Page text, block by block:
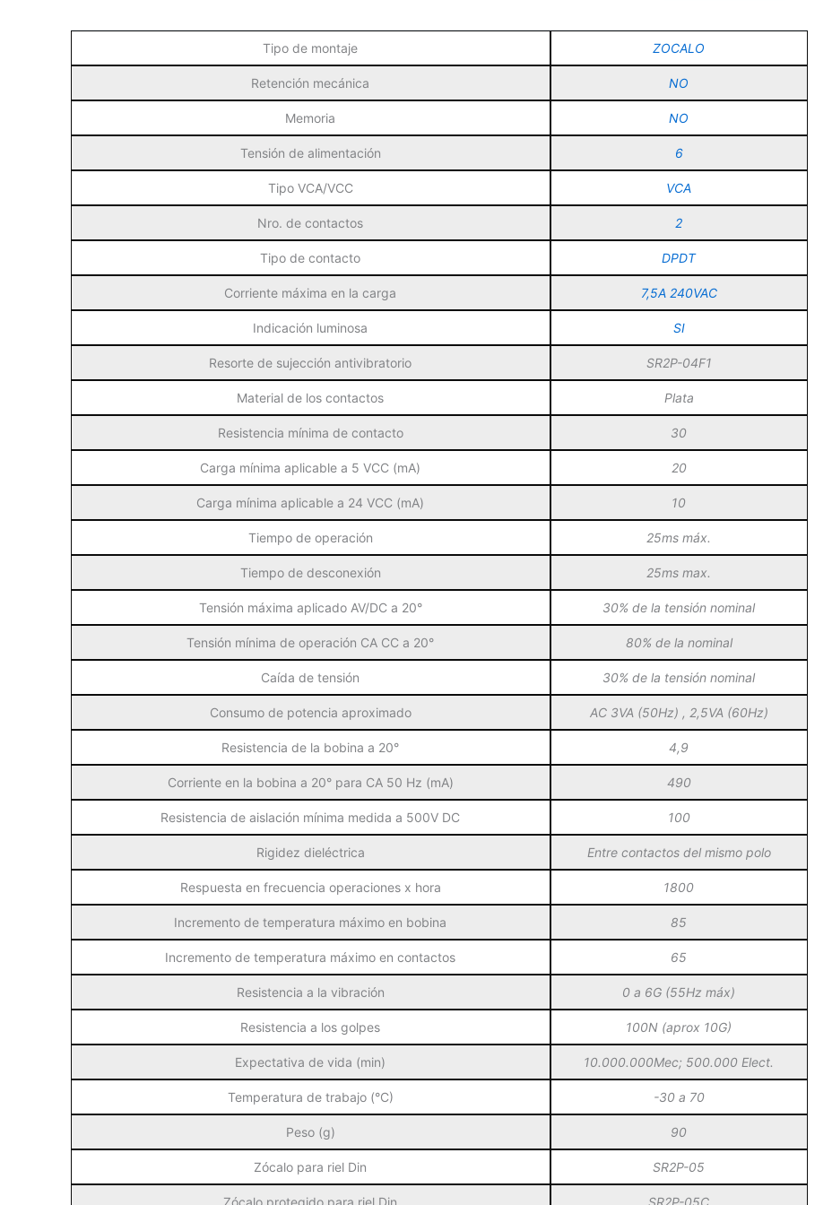
Tipo de montaje ZOCALO
Retención mecánica NO
Memoria NO
Tensión de alimentación 6
Tipo VCA/VCC VCA
Nro. de contactos 2
Tipo de contacto DPDT
Corriente máxima en la carga 7,5A 240VAC
Indicación luminosa SI
Resorte de sujección antivibratorio SR2P-04F1
Material de los contactos Plata
Resistencia mínima de contacto 30
Carga mínima aplicable a 5 VCC (mA) 20
Carga mínima aplicable a 24 VCC (mA) 10
Tiempo de operación 25ms máx.
Tiempo de desconexión 25ms max.
Tensión máxima aplicado AV/DC a 20° 30% de la tensión nominal
Tensión mínima de operación CA CC a 20° 80% de la nominal
Caída de tensión 30% de la tensión nominal
Consumo de potencia aproximado AC 3VA (50Hz) , 2,5VA (60Hz)
Resistencia de la bobina a 20° 4,9
Corriente en la bobina a 20° para CA 50 Hz (mA) 490
Resistencia de aislación mínima medida a 500V DC 100
Rigidez dieléctrica Entre contactos del mismo polo
Respuesta en frecuencia operaciones x hora 1800
Incremento de temperatura máximo en bobina 85
Incremento de temperatura máximo en contactos 65
Resistencia a la vibración 0 a 6G (55Hz máx)
Resistencia a los golpes 100N (aprox 10G)
Expectativa de vida (min) 10.000.000Mec; 500.000 Elect.
Temperatura de trabajo (°C) -30 a 70
Peso (g) 90
Zócalo para riel Din SR2P-05